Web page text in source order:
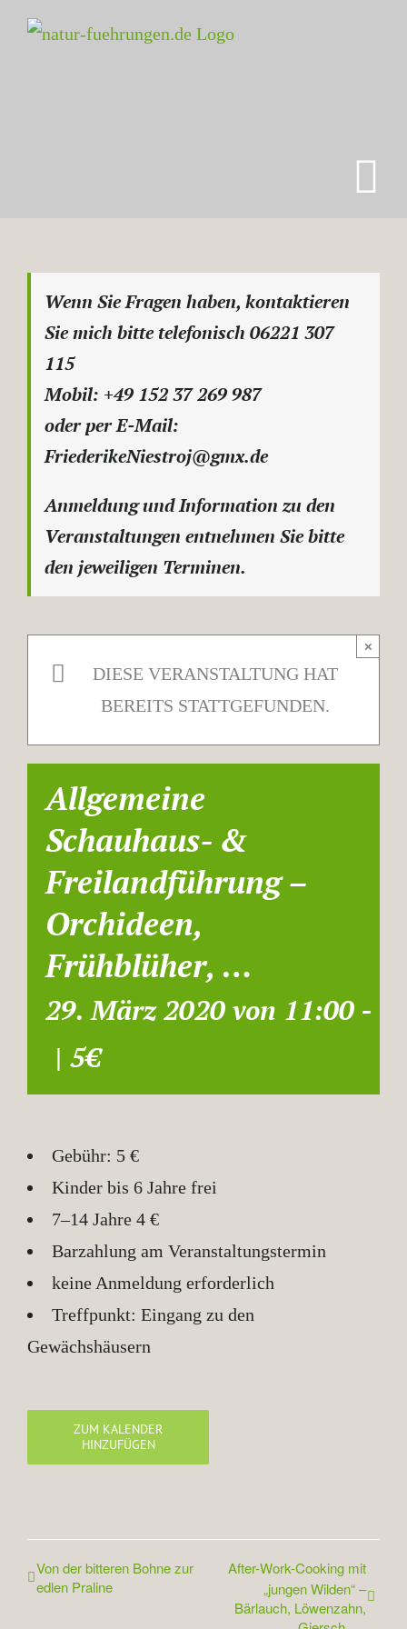
Zum
Inhalt
Wenn Sie Fragen haben, kontaktieren
Sie mich bitte telefonisch 06221 307
115
Mobil: +49 152 37 269 987
oder per E-Mail:
FriederikeNiestroj@gmx.de
Anmeldung und Information zu den
Veranstaltungen entnehmen Sie bitte
den jeweiligen Terminen.
DIESE VERANSTALTUNG HAT
BEREITS STATTGEFUNDEN.
×
Allgemeine
Schauhaus- &
Freilandführung –
Orchideen,
Frühblüher, …
29. März 2020 von 11:00 -
| 5€
Gebühr: 5 €
Kinder bis 6 Jahre frei
7–14 Jahre 4 €
Barzahlung am Veranstaltungstermin
keine Anmeldung erforderlich
Treffpunkt: Eingang zu den
Gewächshäusern
ZUM KALENDER
HINZUFÜGEN
Von der bitteren Bohne zur
edlen Praline
After-Work-Cooking mit
„jungen Wilden“ –
Bärlauch, Löwenzahn,